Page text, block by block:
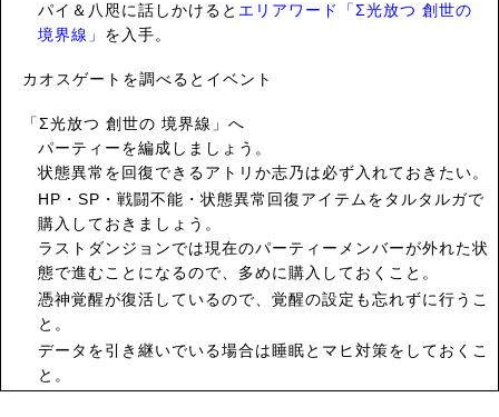
パイ＆八咫に話しかけると エリアワード「Σ光放つ 創世の
境界線」 を入手。
カオスゲートを調べるとイベント
「Σ光放つ 創世の 境界線」へ
パーティーを編成しましょう。
状態異常を回復できるアトリか志乃は必ず入れておきたい。
HP・SP・戦闘不能・状態異常回復アイテムをタルタルガで
購入しておきましょう。
ラストダンジョンでは現在のパーティーメンバーが外れた状
態で進むことになるので、多めに購入しておくこと。
憑神覚醒が復活しているので、覚醒の設定も忘れずに行うこ
と。
データを引き継いでいる場合は睡眠とマヒ対策をしておくこ
と。